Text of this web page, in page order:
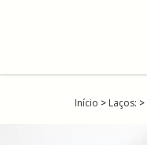
Início > Laços: >